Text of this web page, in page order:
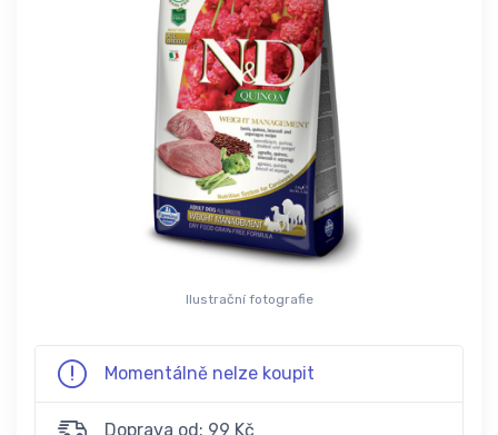
Ilustrační fotografie
Momentálně nelze koupit
Doprava od: 99 Kč